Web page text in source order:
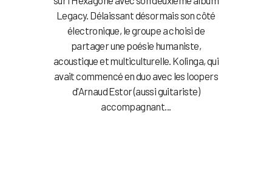
Legacy. Délaissant désormais son côté
électronique, le groupe a choisi de
partager une poésie humaniste,
acoustique et multiculturelle. Kolinga, qui
avait commencé en duo avec les loopers
d'Arnaud Estor (aussi guitariste)
accompagnant...